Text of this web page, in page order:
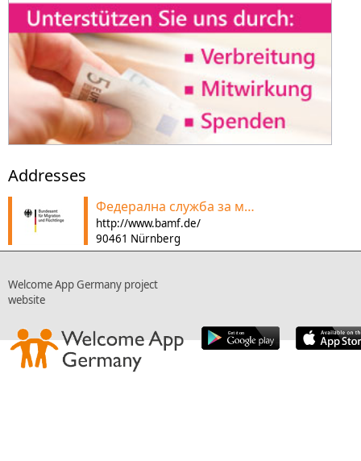
Addresses
Федерална служба за миграция и бежанци
http://www.bamf.de/
90461 Nürnberg
Welcome App Germany project
website